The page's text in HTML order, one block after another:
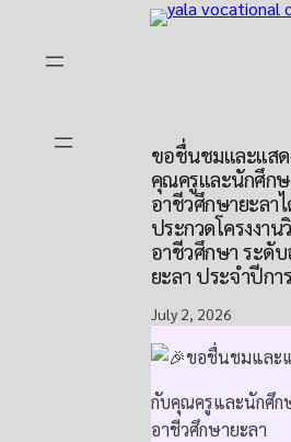
ขอชื่นชมและแส
คุณครูและนักศึก
อาชีวศึกษายะลา
ประกวดโครงงา
อาชีวศึกษา ระดั
ยะลา ประจำปีกา
July 2, 2026
ขอชื่นชมและ
กับคุณครูและนักศึ
อาชีวศึกษายะลา